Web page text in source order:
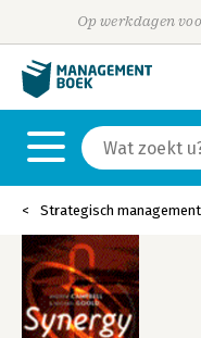
Op werkdagen
Strategisch management